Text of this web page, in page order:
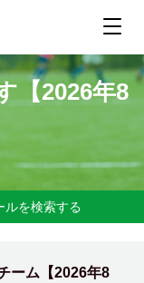
【2026年8
ルを検索する
ーム【2026年8